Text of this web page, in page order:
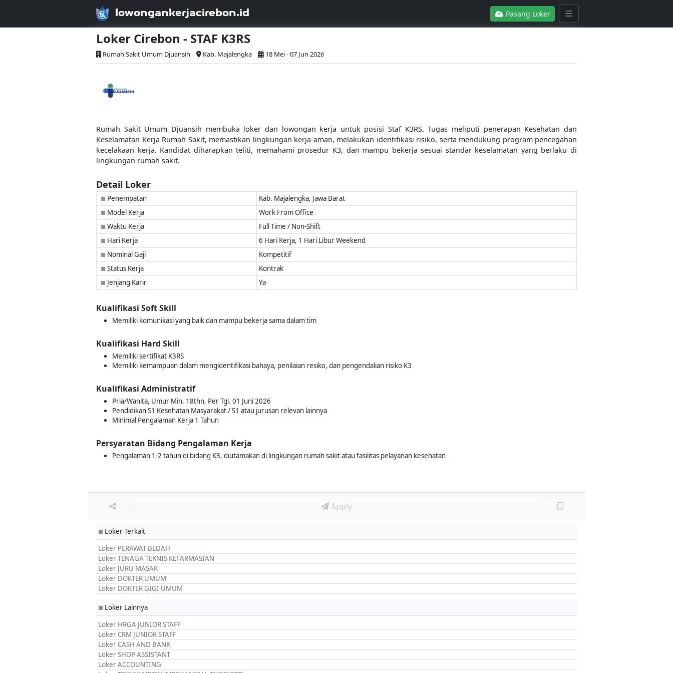
lowongankerjacirebon.id Pasang Loker
Loker Cirebon - STAF K3RS
Rumah Sakit Umum Djuansih Kab. Majalengka 18 Mei - 07 Jun 2026
Rumah Sakit Umum Djuansih membuka loker dan lowongan kerja untuk posisi Staf K3RS. Tugas meliputi penerapan Kesehatan dan
Keselamatan Kerja Rumah Sakit, memastikan lingkungan kerja aman, melakukan identifikasi risiko, serta mendukung program pencegahan
kecelakaan kerja. Kandidat diharapkan teliti, memahami prosedur K3, dan mampu bekerja sesuai standar keselamatan yang berlaku di
lingkungan rumah sakit.
Detail Loker
■ Penempatan Kab. Majalengka, Jawa Barat
■ Model Kerja Work From Office
■ Waktu Kerja Full Time / Non-Shift
■ Hari Kerja 6 Hari Kerja, 1 Hari Libur Weekend
■ Nominal Gaji Kompetitif
■ Status Kerja Kontrak
■ Jenjang Karir Ya
Kualifikasi Soft Skill
Memiliki komunikasi yang baik dan mampu bekerja sama dalam tim
Kualifikasi Hard Skill
Memiliki sertifikat K3RS
Memiliki kemampuan dalam mengidentifikasi bahaya, penilaian resiko, dan pengendalian risiko K3
Kualifikasi Administratif
Pria/Wanita, Umur Min. 18thn, Per Tgl. 01 Juni 2026
Pendidikan S1 Kesehatan Masyarakat / S1 atau jurusan relevan lainnya
Minimal Pengalaman Kerja 1 Tahun
Persyaratan Bidang Pengalaman Kerja
Pengalaman 1-2 tahun di bidang K3, diutamakan di lingkungan rumah sakit atau fasilitas pelayanan kesehatan
Apply
■ Loker Terkait
Loker PERAWAT BEDAH
Loker TENAGA TEKNIS KEFARMASIAN
Loker JURU MASAK
Loker DOKTER UMUM
Loker DOKTER GIGI UMUM
■ Loker Lainnya
Loker HRGA JUNIOR STAFF
Loker CRM JUNIOR STAFF
Loker CASH AND BANK
Loker SHOP ASSISTANT
Loker ACCOUNTING